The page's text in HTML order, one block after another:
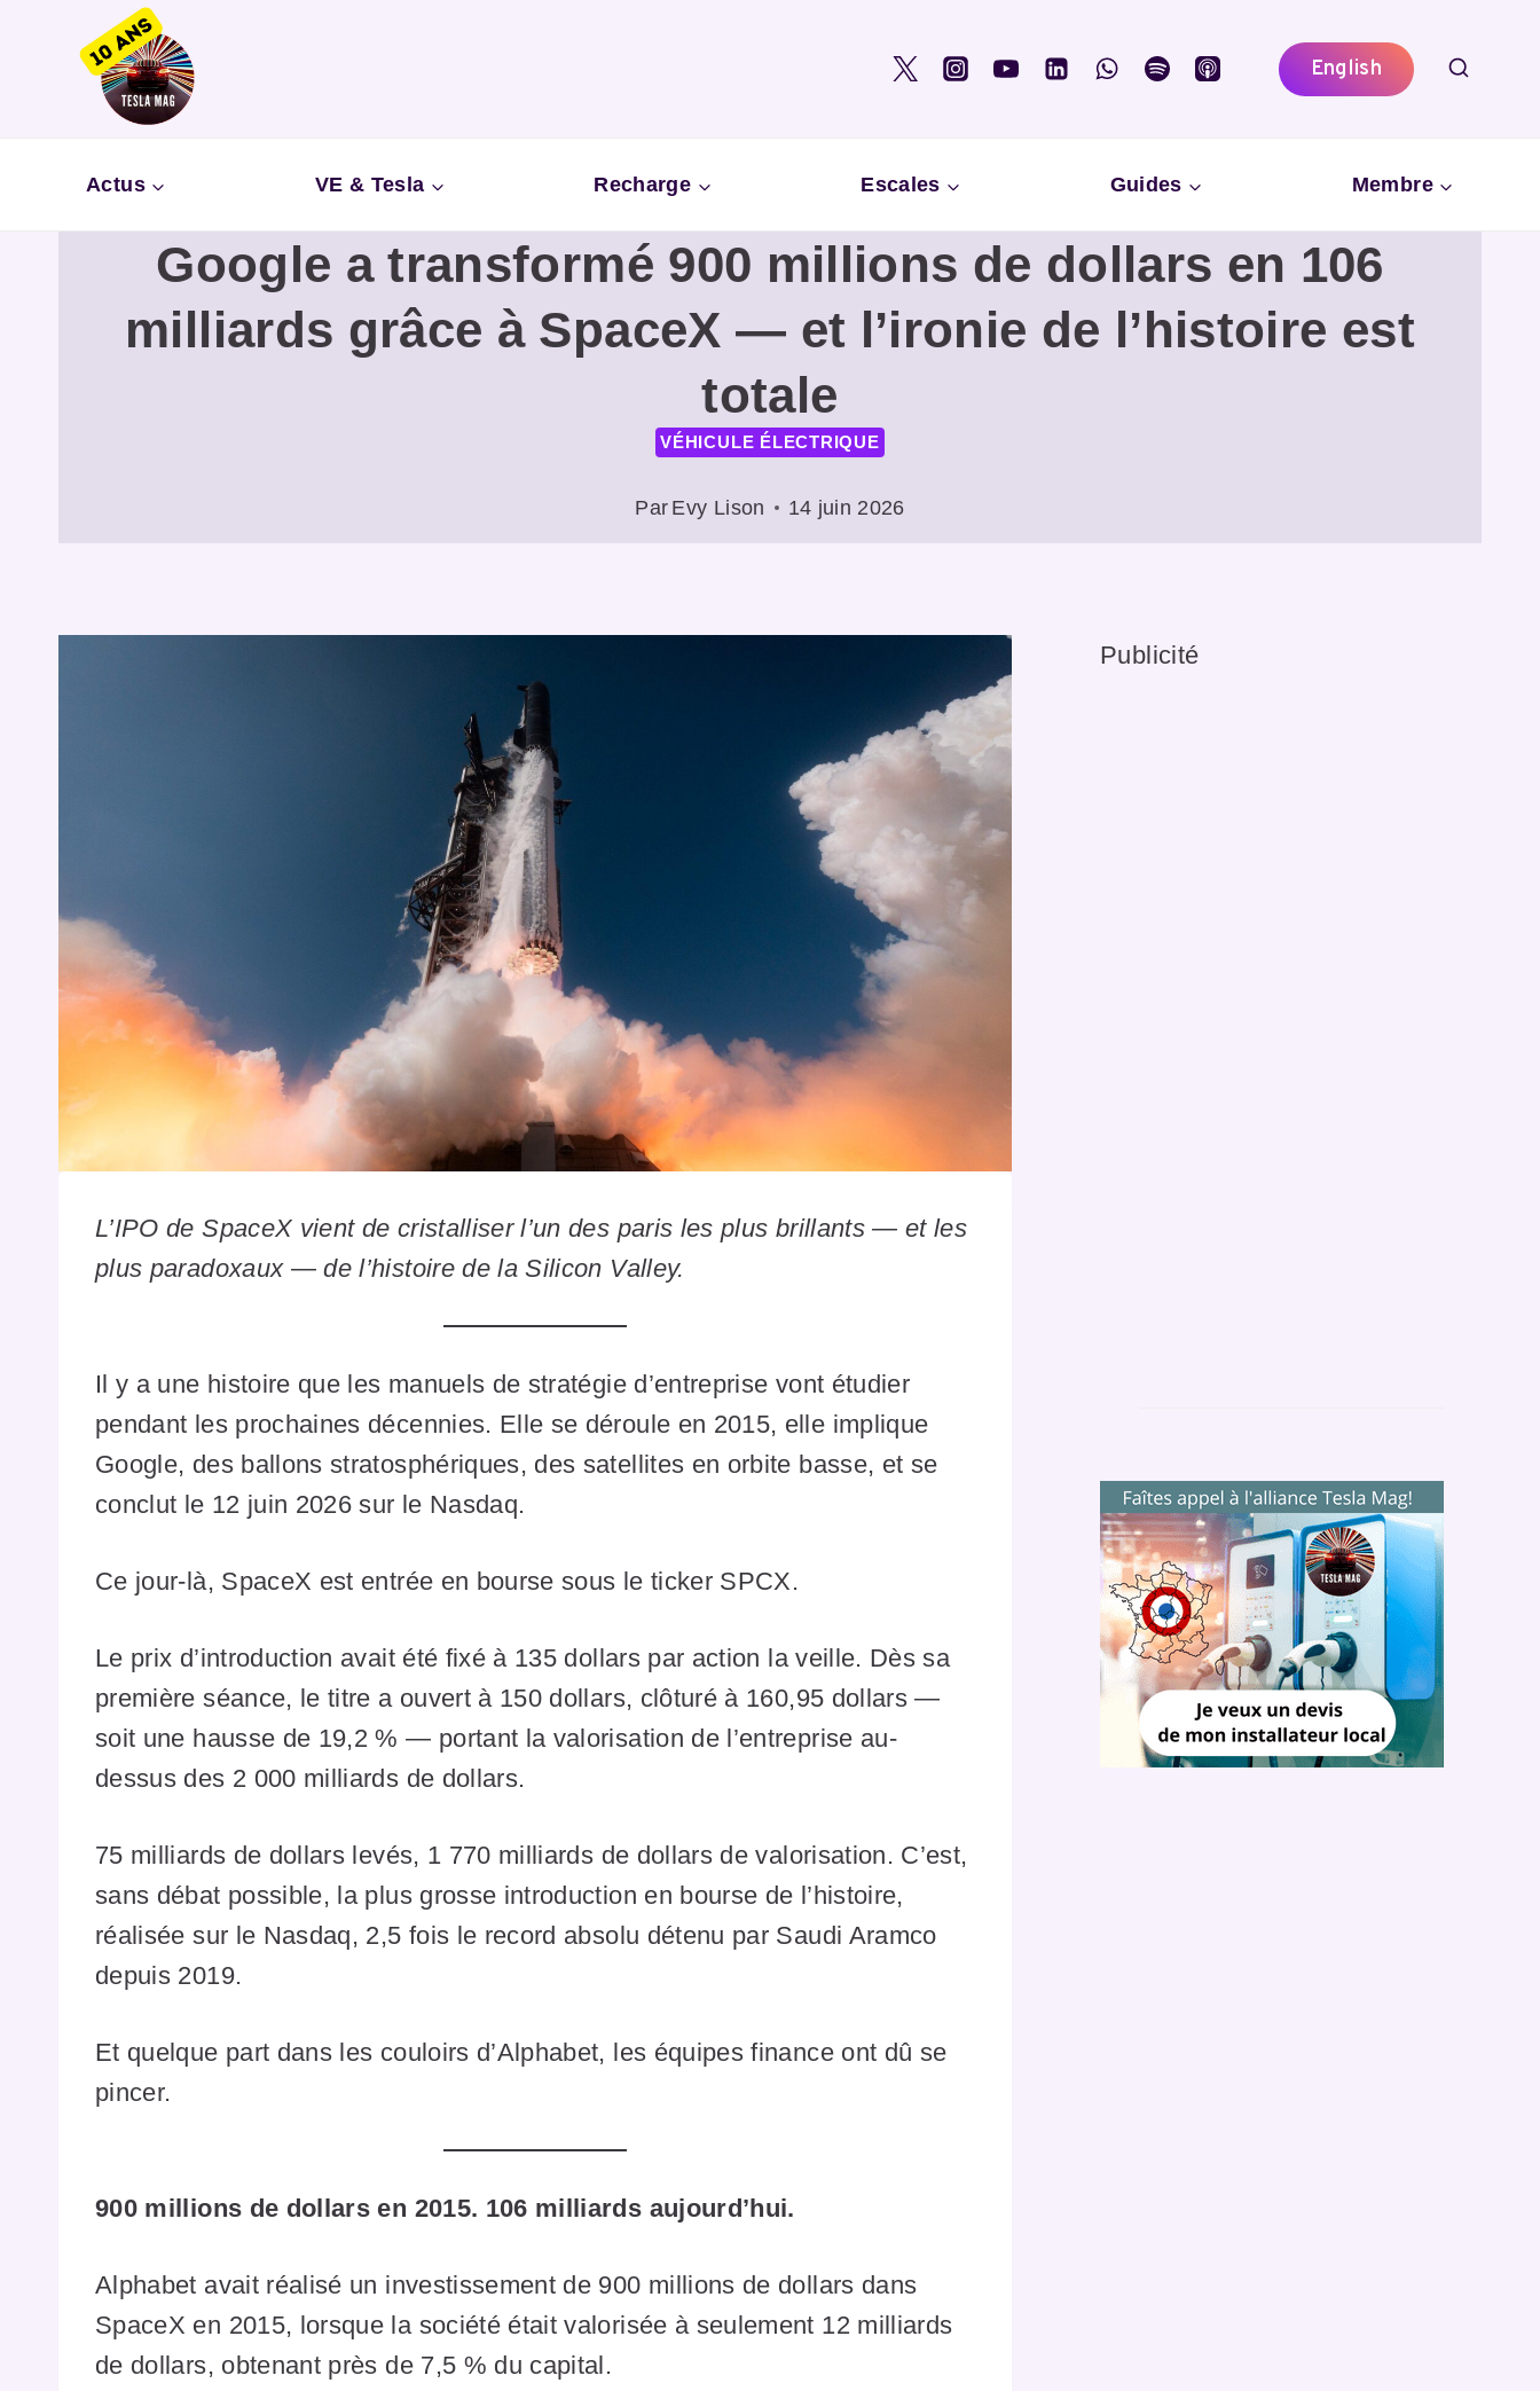
English
Actus VE & Tesla Recharge Escales Guides Membre
Google a transformé 900 millions de dollars en 106
milliards grâce à SpaceX — et l’ironie de l’histoire est
totale
VÉHICULE ÉLECTRIQUE
Par Evy Lison 14 juin 2026
L’IPO de SpaceX vient de cristalliser l’un des paris les plus brillants — et les
plus paradoxaux — de l’histoire de la Silicon Valley.
Il y a une histoire que les manuels de stratégie d’entreprise vont étudier
pendant les prochaines décennies. Elle se déroule en 2015, elle implique
Google, des ballons stratosphériques, des satellites en orbite basse, et se
conclut le 12 juin 2026 sur le Nasdaq.
Ce jour-là, SpaceX est entrée en bourse sous le ticker SPCX.
Le prix d’introduction avait été fixé à 135 dollars par action la veille. Dès sa
première séance, le titre a ouvert à 150 dollars, clôturé à 160,95 dollars —
soit une hausse de 19,2 % — portant la valorisation de l’entreprise au-
dessus des 2 000 milliards de dollars.
75 milliards de dollars levés, 1 770 milliards de dollars de valorisation. C’est,
sans débat possible, la plus grosse introduction en bourse de l’histoire,
réalisée sur le Nasdaq, 2,5 fois le record absolu détenu par Saudi Aramco
depuis 2019.
Et quelque part dans les couloirs d’Alphabet, les équipes finance ont dû se
pincer.
900 millions de dollars en 2015. 106 milliards aujourd’hui.
Alphabet avait réalisé un investissement de 900 millions de dollars dans
SpaceX en 2015, lorsque la société était valorisée à seulement 12 milliards
de dollars, obtenant près de 7,5 % du capital.
Publicité